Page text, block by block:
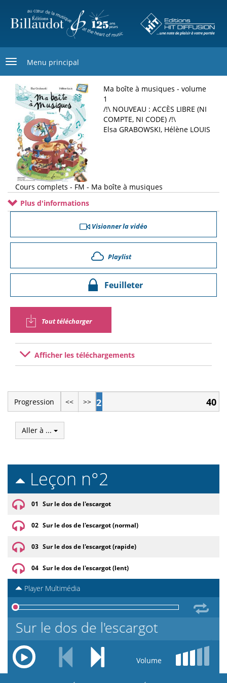
contenu
Menu principal
Ma boîte à musiques - volume
1
/!\ NOUVEAU : ACCÈS LIBRE (NI
COMPTE, NI CODE) /!\
Elsa GRABOWSKI, Hélène LOUIS
Cours complets - FM - Ma boîte à musiques
Plus d'informations
Visionner la vidéo
Playlist
Feuilleter
Tout télécharger
Afficher les téléchargements
Progression << >> 2 40
Aller à ...
Leçon n°2
01 Sur le dos de l'escargot
02 Sur le dos de l'escargot (normal)
03 Sur le dos de l'escargot (rapide)
04 Sur le dos de l'escargot (lent)
Player Multimédia
Sur le dos de l'escargot
Volume